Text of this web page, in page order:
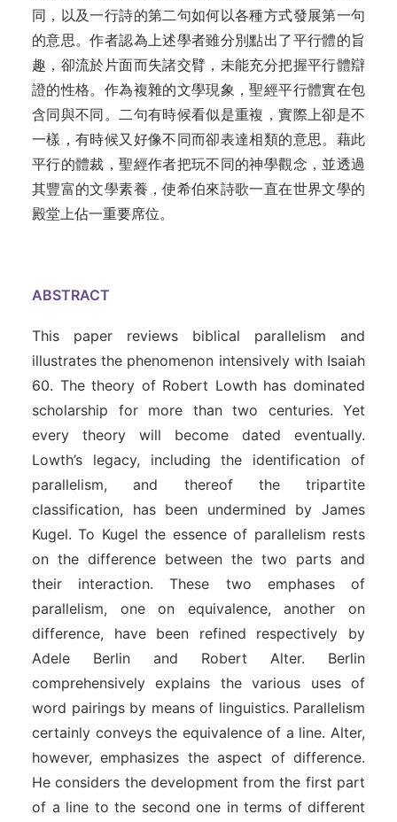
同，以及一行詩的第二句如何以各種方式發展第一句
的意思。作者認為上述學者雖分別點出了平行體的旨
趣，卻流於片面而失諸交臂，未能充分把握平行體辯
證的性格。作為複雜的文學現象，聖經平行體實在包
含同與不同。二句有時候看似是重複，實際上卻是不
一樣，有時候又好像不同而卻表達相類的意思。藉此
平行的體裁，聖經作者把玩不同的神學觀念，並透過
其豐富的文學素養，使希伯來詩歌一直在世界文學的
殿堂上佔一重要席位。
ABSTRACT
This paper reviews biblical parallelism and
illustrates the phenomenon intensively with Isaiah
60. The theory of Robert Lowth has dominated
scholarship for more than two centuries. Yet
every theory will become dated eventually.
Lowth’s legacy, including the identification of
parallelism, and thereof the tripartite
classification, has been undermined by James
Kugel. To Kugel the essence of parallelism rests
on the difference between the two parts and
their interaction. These two emphases of
parallelism, one on equivalence, another on
difference, have been refined respectively by
Adele Berlin and Robert Alter. Berlin
comprehensively explains the various uses of
word pairings by means of linguistics. Parallelism
certainly conveys the equivalence of a line. Alter,
however, emphasizes the aspect of difference.
He considers the development from the first part
of a line to the second one in terms of different